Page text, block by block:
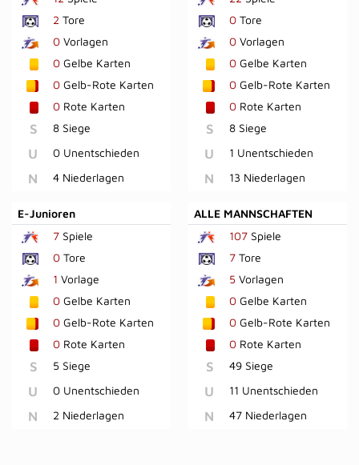
2 Tore
0 Vorlagen
0 Gelbe Karten
0 Gelb-Rote Karten
0 Rote Karten
S 8 Siege
U 0 Unentschieden
N 4 Niederlagen
0Tore
0Vorlagen
0Gelbe Karten
0Gelb-Rote Karten
0Rote Karten
S 8 Siege
U 1 Unentschieden
N 13 Niederlagen
E-Junioren
7 Spiele
0 Tore
1 Vorlage
0 Gelbe Karten
0 Gelb-Rote Karten
0 Rote Karten
S 5 Siege
U 0 Unentschieden
N 2 Niederlagen
ALLE MANNSCHAFTEN
107Spiele
7Tore
5 Vorlagen
0Gelbe Karten
0Gelb-Rote Karten
0Rote Karten
S 49 Siege
U 11 Unentschieden
N 47 Niederlagen